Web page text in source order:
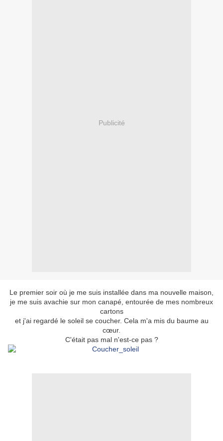
Publicité
Le premier soir où je me suis installée dans ma nouvelle maison,
je me suis avachie sur mon canapé, entourée de mes nombreux
cartons
et j'ai regardé le soleil se coucher. Cela m'a mis du baume au
cœur.
C'était pas mal n'est-ce pas ?